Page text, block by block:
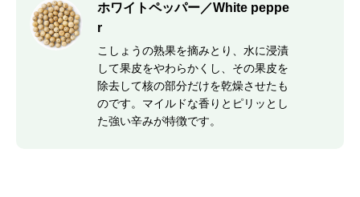
ホワイトペッパー／White peppe
r
こしょうの熟果を摘みとり、水に浸漬
して果皮をやわらかくし、その果皮を
除去して核の部分だけを乾燥させたも
のです。マイルドな香りとピリッとし
た強い辛みが特徴です。